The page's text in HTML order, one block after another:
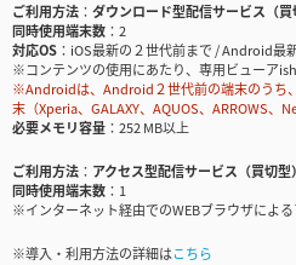
ご利用方法
ダウンロード型配信サービス（買
同時使用端末数
2
対応OS
iOS最新の２世代前まで / Android最
※コンテンツの使用にあたり、専用ビューア
※Androidは、Android２世代前の端末のうち
末（Xperia、GALAXY、AQUOS、ARROWS、
必要メモリ容量
252 MB以上
ご利用方法
アクセス型配信サービス（買切型）
同時使用端末数
1
※インターネット経由でのWEBブラウザによる
※導入・利用方法の詳細はこちら